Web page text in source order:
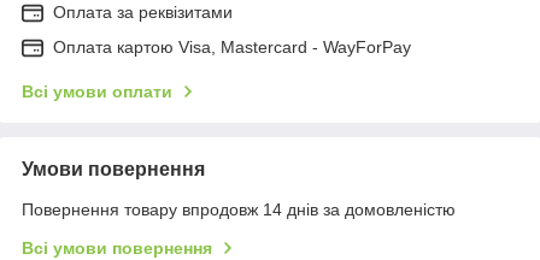
Оплата за реквізитами
Оплата картою Visa, Mastercard - WayForPay
Всі умови оплати
Умови повернення
Повернення товару впродовж 14 днів за домовленістю
Всі умови повернення